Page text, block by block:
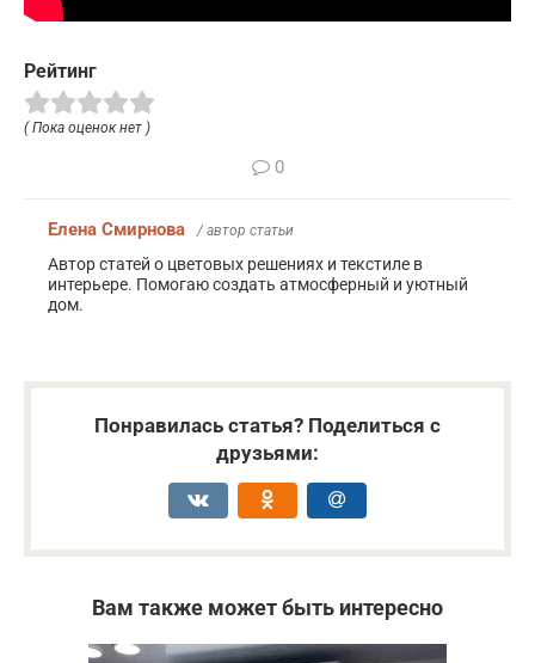
Рейтинг
( Пока оценок нет )
0
Елена Смирнова / автор статьи
Автор статей о цветовых решениях и текстиле в
интерьере. Помогаю создать атмосферный и уютный
дом.
Понравилась статья? Поделиться с
друзьями:
Вам также может быть интересно